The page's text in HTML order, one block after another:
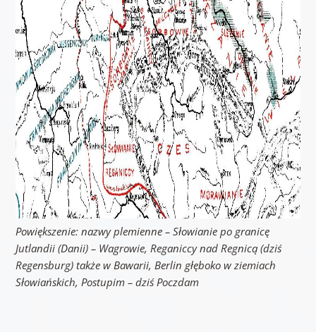
Powiększenie: nazwy plemienne – Słowianie po granicę
Jutlandii (Danii) – Wagrowie, Reganiccy nad Regnicą (dziś
Regensburg) także w Bawarii, Berlin głęboko w ziemiach
Słowiańskich, Postupim – dziś Poczdam